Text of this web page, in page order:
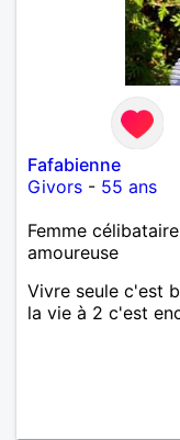
Fafabienne
Givors - 55 ans
Femme
amoureuse
Vivre seule c'est
la vie à 2 c'est